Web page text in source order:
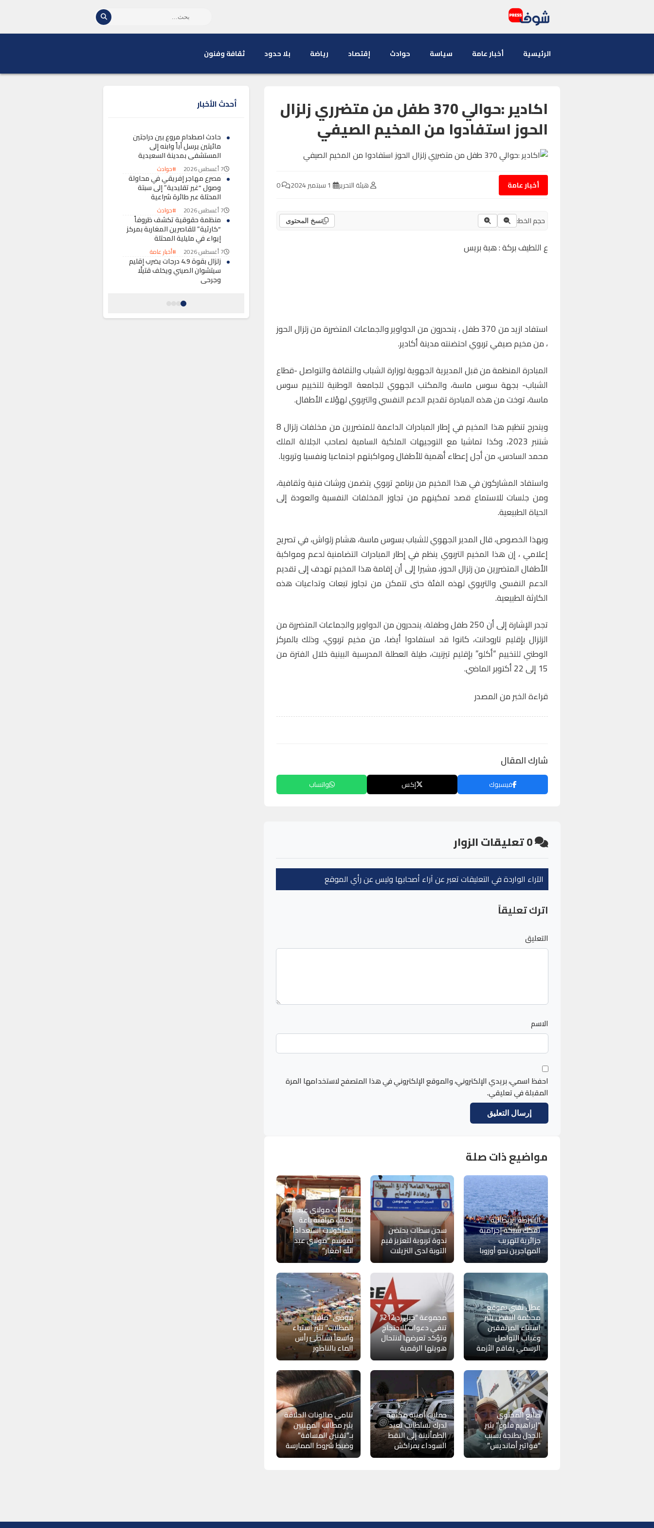
الرئيسية أخبار عامة سياسة حوادث إقتصاد رياضة بلا حدود ثقافة وفنون
اكادير :حوالي 370 طفل من متضرري زلزال
الحوز استفادوا من المخيم الصيفي
أخبار عامة هيئة التحرير
حجم الخط: نسخ المحتوى
ع اللطيف بركة : هبة بريس
استفاد ازيد من 370 طفل ، ينحدرون من الدواوير والجماعات المتضررة من زلزال الحوز
، من مخيم صيفي تربوي احتضنته مدينة أكادير.
المبادرة المنظمة من قبل المديرية الجهوية لوزارة الشباب والثقافة والتواصل -قطاع
الشباب- بجهة سوس ماسة، والمكتب الجهوي للجامعة الوطنية للتخييم سوس
ماسة، توخت من هذه المبادرة تقديم الدعم النفسي والتربوي لهؤلاء الأطفال.
ويندرج تنظيم هذا المخيم في إطار المبادرات الداعمة للمتضررين من مخلفات زلزال 8
شتنبر 2023، وكذا تماشيا مع التوجيهات الملكية السامية لصاحب الجلالة الملك
محمد السادس، من أجل إعطاء أهمية للأطفال ومواكبتهم اجتماعيا ونفسيا وتربويا.
واستفاد المشاركون في هذا المخيم من برنامج تربوي يتضمن ورشات فنية وثقافية،
ومن جلسات للاستماع قصد تمكينهم من تجاوز المخلفات النفسية والعودة إلى
الحياة الطبيعية.
وبهذا الخصوص، قال المدير الجهوي للشباب بسوس ماسة، هشام زلواش، في تصريح
إعلامي ، إن هذا المخيم التربوي ينظم في إطار المبادرات التضامنية لدعم ومواكبة
الأطفال المتضررين من زلزال الحوز، مشيرا إلى أن إقامة هذا المخيم تهدف إلى تقديم
الدعم النفسي والتربوي لهذه الفئة حتى تتمكن من تجاوز تبعات وتداعيات هذه
الكارثة الطبيعية.
تجدر الإشارة إلى أن 250 طفل وطفلة، ينحدرون من الدواوير والجماعات المتضررة من
الزلزال بإقليم تارودانت، كانوا قد استفادوا أيضا، من مخيم تربوي، وذلك بالمركز
الوطني للتخييم “أكلو” بإقليم تيزنيت، طيلة العطلة المدرسية البينية خلال الفترة من
15 إلى 22 أكتوبر الماضي.
قراءة الخبر من المصدر
شارك المقال
فيسبوك إكس واتساب
0تعليقات الزوار
الآراء الواردة في التعليقات تعبر عن آراء أصحابها وليس عن رأي الموقع
اترك تعليقاً
التعليق
الاسم
احفظ اسمي، بريدي الإلكتروني، والموقع الإلكتروني في هذا المتصفح لاستخدامها المرة
المقبلة في تعليقي.
مواضيع ذات صلة
الشرطة الإيطالية
تفكك شبكة إجرامية
جزائرية لتهريب
المهاجرين نحو أوروبا
سجن سطات يحتضن
ندوة تربوية لتعزيز قيم
التوبة لدى النزيلات
سلطات مولاي عبد الله
تكثف مراقبة باعة
المأكولات استعداداً
لموسم “مولاي عبد
الله أمغار”
عطل تقني بموقع
محكمة النقض يثير
استياء المرتفقين
وغياب التواصل
الرسمي يفاقم الأزمة
مجموعة “جيل زد 212”
تنفي دعوات للاحتجاج
وتؤكد تعرضها لانتحال
هويتها الرقمية
فوضى “مافيا
المظلات” تثير استياء
واسعاً بشاطئ رأس
الماء بالناظور
صانع المحتوى
“إبراهيم فلوغ” يثير
الجدل بطنجة بسبب
“فواتير أمانديس”
حملات أمنية مكثفة
لدرك تسلطانت تعيد
الطمأنينة إلى النقط
السوداء بمراكش
تنامي صالونات الحلاقة
يثير مطالب المهنيين
بـ”تقنين المسافة”
وضبط شروط الممارسة
أحدث الأخبار
حادث اصطدام مروع بين دراجتين
مائيتين يرسل أباً وابنه إلى
المستشفى بمدينة السعيدية
7 أغسطس 2026 #حوادث
مصرع مهاجر إفريقي في محاولة
وصول “غير تقليدية” إلى سبتة
المحتلة عبر طائرة شراعية
7 أغسطس 2026 #حوادث
منظمة حقوقية تكشف ظروفاً
“كارثية” للقاصرين المغاربة بمركز
إيواء في مليلية المحتلة
7 أغسطس 2026 #أخبار عامة
زلزال بقوة 4.9 درجات يضرب إقليم
سيتشوان الصيني ويخلف قتيلًا
وجرحى
الشرطة الإيطالية تفكك شبكة
نحو أوروبا